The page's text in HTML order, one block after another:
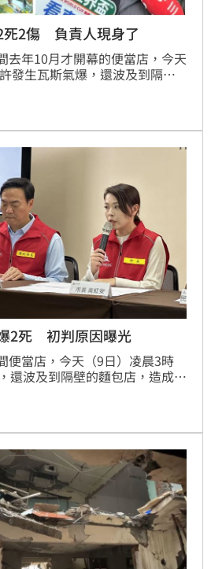
死2傷 負責人現身了
去年10月才開幕的便當店，今天
發生瓦斯氣爆，還波及到隔壁
示週六（6日）才換瓦斯桶，
報，他也想知道是哪個環節出了
2死 初判原因曝光
便當店，今天（9日）凌晨3時
還波及到隔壁的麵包店，造成老
有57戶受損、133輛汽機車受
漏後，疑遇電氣火花產生氣爆，
調人員詳細調查釐清。